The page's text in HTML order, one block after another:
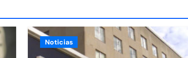
Noticias